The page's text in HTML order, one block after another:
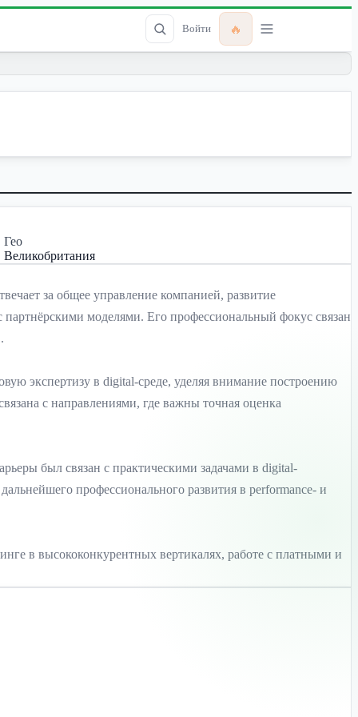
Войти 🔥
Гео
Великобритания
за общее управление компанией, развитие
моделями. Его профессиональный фокус связан
экспертизу в digital-среде, уделяя внимание построению
с направлениями, где важны точная оценка
был связан с практическими задачами в digital-
профессионального развития в performance- и
в высококонкурентных вертикалях, работе с платными и